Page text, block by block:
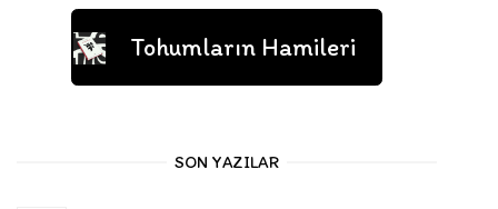
Tohumların Hamileri
SON YAZILAR